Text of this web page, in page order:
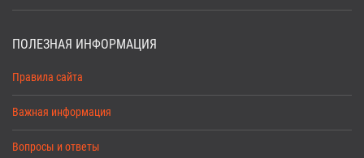
ПОЛЕЗНАЯ ИНФОРМАЦИЯ
Правила сайта
Важная информация
Вопросы и ответы